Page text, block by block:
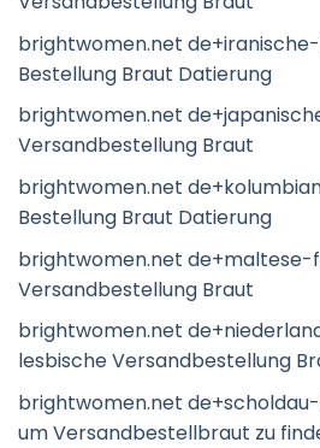
brightwomen.net
Bestellung Braut Datierung
brightwomen.net
Versandbestellung Braut
brightwomen.net
Bestellung Braut Datierung
brightwomen.net de+maltese-
Versandbestellung Braut
brightwomen.net
lesbische Versandbestellung
brightwomen.net
um Versandbestellbraut zu